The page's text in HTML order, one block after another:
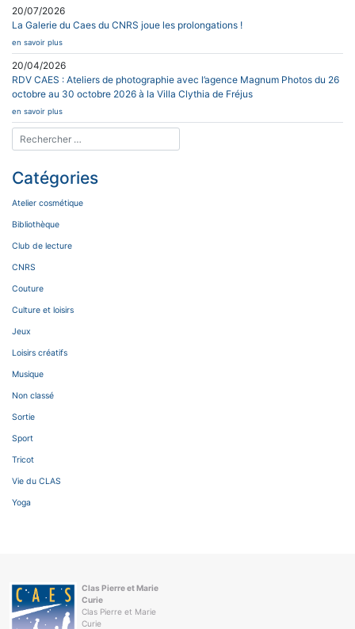
20/07/2026
La Galerie du Caes du CNRS joue les prolongations !
en savoir plus
20/04/2026
RDV CAES : Ateliers de photographie avec l’agence Magnum Photos du 26
octobre au 30 octobre 2026 à la Villa Clythia de Fréjus
en savoir plus
Catégories
Atelier cosmétique
Bibliothèque
Club de lecture
CNRS
Couture
Culture et loisirs
Jeux
Loisirs créatifs
Musique
Non classé
Sortie
Sport
Tricot
Vie du CLAS
Yoga
Clas Pierre et Marie
Curie
Clas Pierre et Marie
Curie